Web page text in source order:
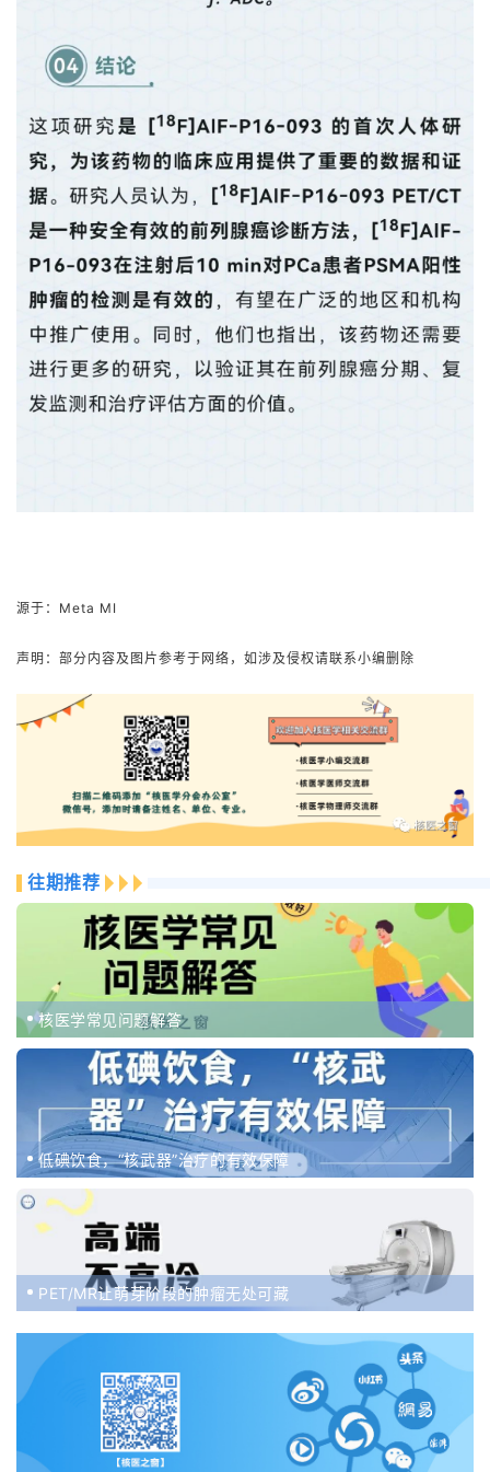
源于：Meta MI
声明：部分内容及图片参考于网络，如涉及侵权请联系小编删除
往期推荐
核医学常见问题解答
低碘饮食，“核武器”治疗的有效保障
、PET/MR让萌芽阶段的肿瘤无处可藏